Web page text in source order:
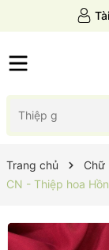
Trang chủ Chữ
CN - Thiệp hoa